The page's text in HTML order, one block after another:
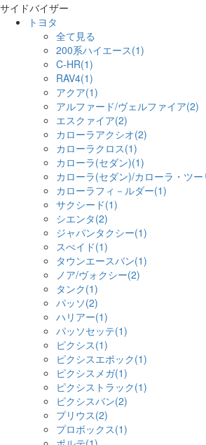
サイドバイザー
トヨタ
全て見る
200系ハイエース(1)
C-HR(1)
RAV4(1)
アクア(1)
アルファード/ヴェルファイア(2)
エスクァイア(2)
カローラアクシオ(2)
カローラクロス(1)
カローラ(セダン)(1)
カローラ(セダン)/カローラ・ツ
カローラフィ－ルダー(1)
サクシード(1)
シエンタ(2)
ジャパンタクシー(1)
スぺイド(1)
タウンエースバン(1)
ノア/ヴォクシー(2)
タンク(1)
パッソ(2)
ハリアー(1)
パッソセッテ(1)
ピクシス(1)
ピクシスエポック(1)
ピクシスメガ(1)
ピクシストラック(1)
ピクシスバン(2)
プリウス(2)
プロボックス(1)